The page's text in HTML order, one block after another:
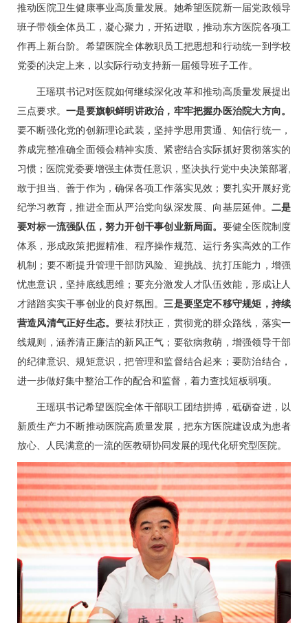
推动医院卫生健康事业高质量发展。她希望医院新一届党政领导
班子带领全体员工，凝心聚力，开拓进取，推动东方医院各项工
作再上新台阶。希望医院全体教职员工把思想和行动统一到学校
党委的决定上来，以实际行动支持新一届领导班子工作。
王瑶琪书记对医院如何继续深化改革和推动高质量发展提出
三点要求。一是要旗帜鲜明讲政治，牢牢把握办医治院大方向。
要不断强化党的创新理论武装，坚持学思用贯通、知信行统一，
养成完整准确全面领会精神实质、紧密结合实际抓好贯彻落实的
习惯；医院党委要增强主体责任意识，坚决执行党中央决策部署,
敢于担当、善于作为，确保各项工作落实见效；要扎实开展好党
纪学习教育，推进全面从严治党向纵深发展、向基层延伸。 二是
要对标一流强队伍，努力开创干事创业新局面。 要健全医院制度
体系，形成政策把握精准、程序操作规范、运行务实高效的工作
机制；要不断提升管理干部防风险、迎挑战、抗打压能力，增强
忧患意识，坚持底线思维；要充分激发人才队伍效能，形成让人
才踏踏实实干事创业的良好氛围。 三是要坚定不移守规矩，持续
营造风清气正好生态。要祛邪扶正，贯彻党的群众路线，落实一
线规则，涵养清正廉洁的新风正气；要欲病救萌，增强领导干部
的纪律意识、规矩意识，把管理和监督结合起来；要防治结合，
进一步做好集中整治工作的配合和监督，着力查找短板弱项。
王瑶琪书记希望医院全体干部职工团结拼搏，砥砺奋进，以
新质生产力不断推动医院高质量发展，把东方医院建设成为患者
放心、人民满意的一流的医教研协同发展的现代化研究型医院。